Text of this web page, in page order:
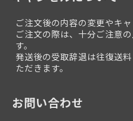
ご注文後の内容の変更やキ
ご注文の際は、十分ご注意
す。
発送後の受取辞退は往復送
ただきます。
お問い合わせ